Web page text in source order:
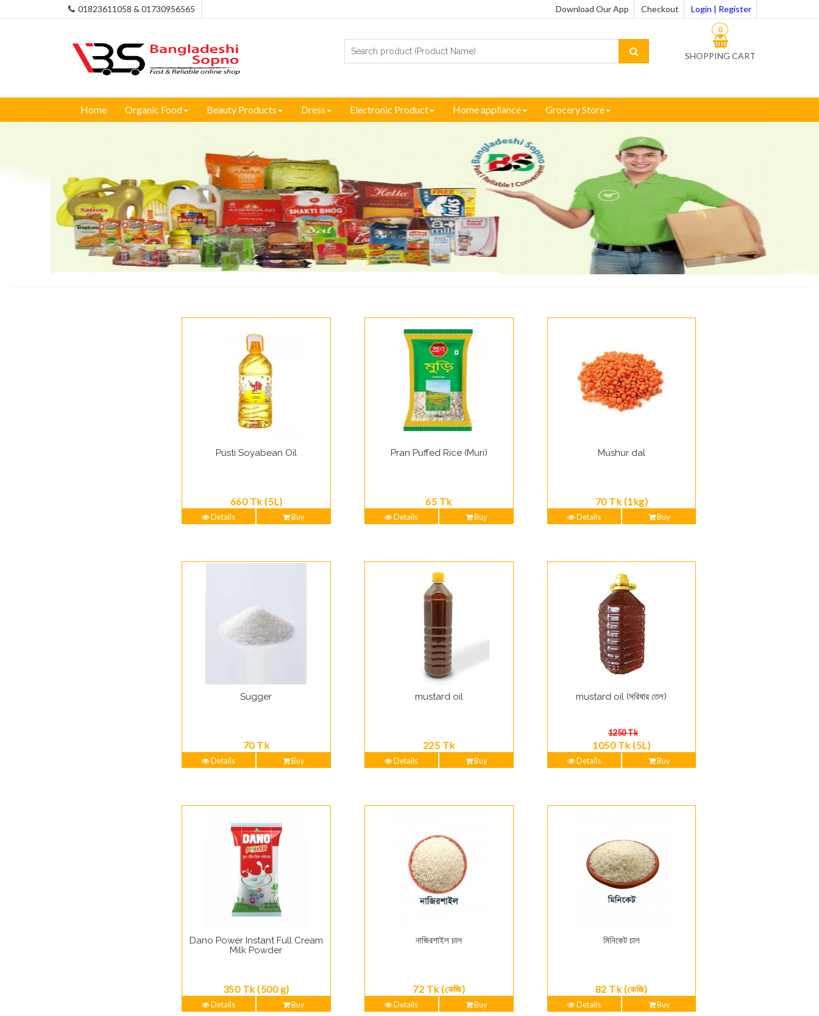
01823611058 & 01730956565 Download Our App Checkout Login | Register
SHOPPING CART
0
Home Organic Food Beauty Products Dress Electronic Product Home appliance Grocery Store
Pusti Soyabean Oil
660 Tk (5L)
Details Buy
Pran Puffed Rice (Muri)
65 Tk
Details Buy
Mushur dal
70 Tk (1kg)
Details Buy
Sugger
70 Tk
Details Buy
mustard oil
225 Tk
Details Buy
mustard oil (সরিষার তেল)
1250 Tk
1050 Tk (5L)
Details Buy
Dano Power Instant Full Cream
Milk Powder
350 Tk (500 g)
Details Buy
নাজিরশাইল চাল
72 Tk (কেজি)
Details Buy
মিনিকেট চাল
82 Tk (কেজি)
Details Buy